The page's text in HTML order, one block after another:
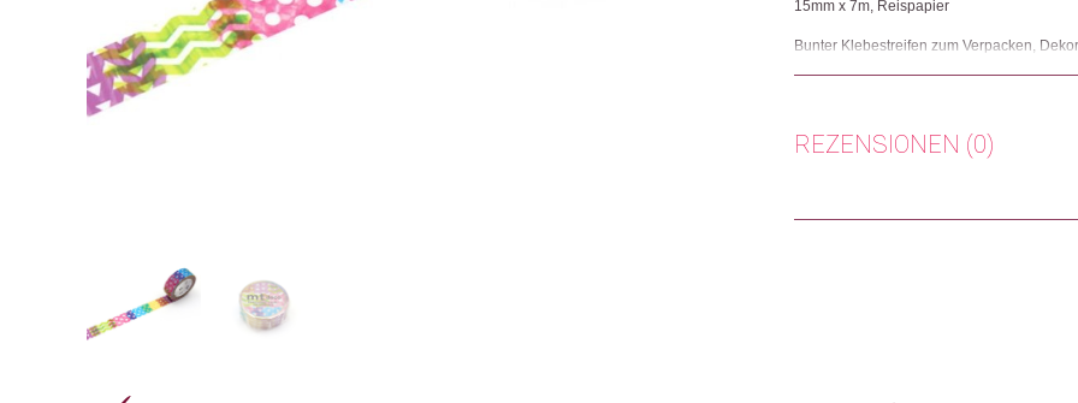
15mm x 7m, Reispapier
Bunter Klebestreifen zum Verpacken,
, Papeterie & Büro
REZENSIONEN (0)